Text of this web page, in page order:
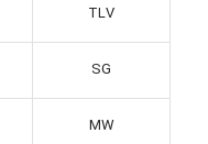
TLV
SG
MW